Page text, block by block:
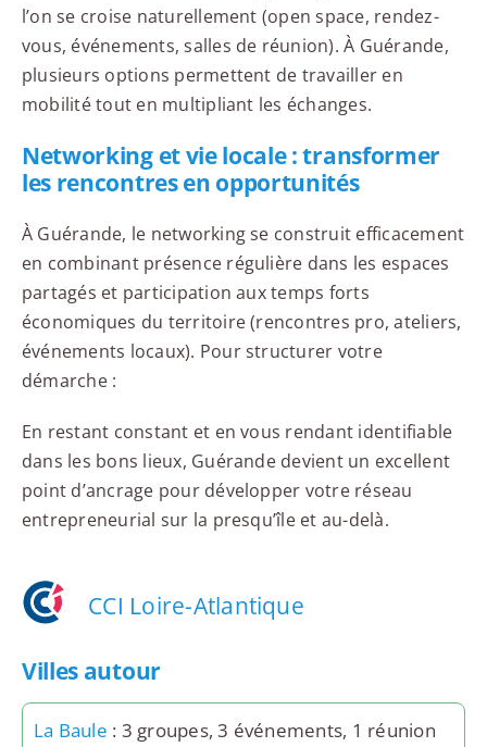
l’on se croise naturellement (open space, rendez-
vous, événements, salles de réunion). À Guérande,
plusieurs options permettent de travailler en
mobilité tout en multipliant les échanges.
Networking et vie locale : transformer
les rencontres en opportunités
À Guérande, le networking se construit efficacement
en combinant présence régulière dans les espaces
partagés et participation aux temps forts
économiques du territoire (rencontres pro, ateliers,
événements locaux). Pour structurer votre
démarche :
En restant constant et en vous rendant identifiable
dans les bons lieux, Guérande devient un excellent
point d’ancrage pour développer votre réseau
entrepreneurial sur la presqu’île et au-delà.
CCI Loire-Atlantique
Villes autour
La Baule : 3 groupes, 3 événements, 1 réunion